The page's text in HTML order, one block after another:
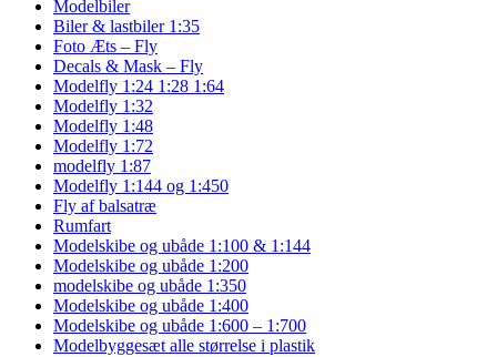
Modelbiler
Biler & lastbiler 1:35
Foto Æts – Fly
Decals & Mask – Fly
Modelfly 1:24 1:28 1:64
Modelfly 1:32
Modelfly 1:48
Modelfly 1:72
modelfly 1:87
Modelfly 1:144 og 1:450
Fly af balsatræ
Rumfart
Modelskibe og ubåde 1:100 & 1:144
Modelskibe og ubåde 1:200
modelskibe og ubåde 1:350
Modelskibe og ubåde 1:400
Modelskibe og ubåde 1:600 – 1:700
Modelbyggesæt alle størrelse i plastik